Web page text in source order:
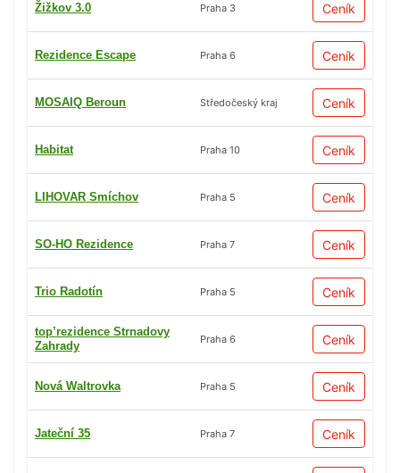
Žižkov 3.0 Praha 3 Ceník
Rezidence Escape Praha 6 Ceník
MOSAIQ Beroun Středočeský kraj Ceník
Habitat Praha 10 Ceník
LIHOVAR Smíchov Praha 5 Ceník
SO-HO Rezidence Praha 7 Ceník
Trio Radotín Praha 5 Ceník
top’rezidence Strnadovy
Zahrady
Praha 6 Ceník
Nová Waltrovka Praha 5 Ceník
Jateční 35 Praha 7 Ceník